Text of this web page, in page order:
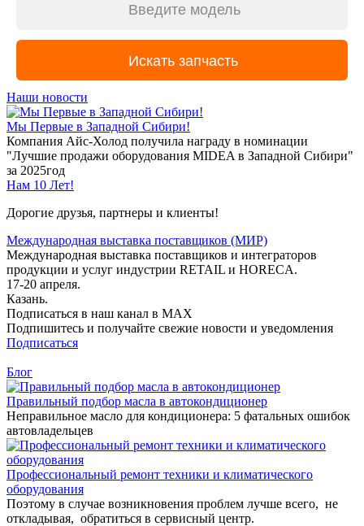
Наши новости
Мы Первые в Западной Сибири!
Компания Айс-Холод получила награду в номинации
"Лучшие продажи оборудования MIDEA в Западной Сибири"
за 2025год
Нам 10 Лет!
Дорогие друзья, партнеры и клиенты!
Международная выставка поставщиков (МИР)
Международная выставка поставщиков и интеграторов
продукции и услуг индустрии RETAIL и HORECA.
17-20 апреля.
Казань.
Подписаться в наш канал в MAX
Подпишитесь и получайте свежие новости и уведомления
Подписаться
Блог
Правильный подбор масла в автокондиционер
Неправильное масло для кондиционера: 5 фатальных ошибок
автовладельцев
Профессиональный ремонт техники и климатического
оборудования
Поэтому в случае возникновения проблем лучше всего, не
откладывая, обратиться в сервисный центр.